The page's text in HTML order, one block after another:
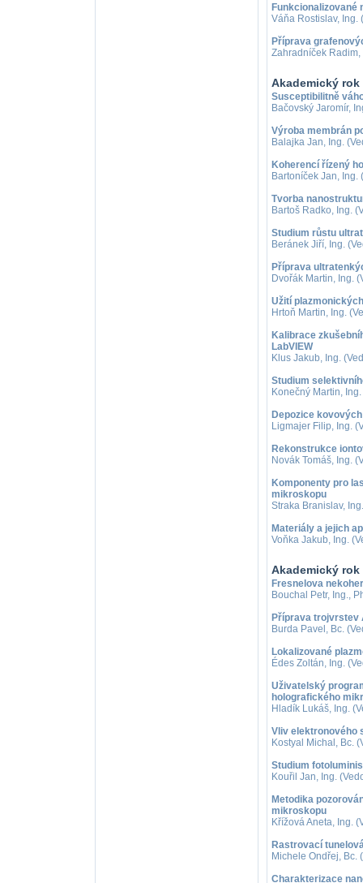
Funkcionalizované
Váňa Rostislav, Ing.
Příprava
Zahradníček
Akademický rok
Susceptibilitně
Bačovský Jaromír,
Výroba membrán
Balajka Jan, Ing.
Koherencí řízený
Bartoníček Jan,
Tvorba
Bartoš Radko, Ing.
Studium růstu
Beránek Jiří, Ing.
Příprava
Dvořák Martin, Ing.
Užití
Hrtoň Martin, Ing.
Kalibrace
LabVIEW
Klus Jakub, Ing.
Studium
Konečný Martin,
Depozice
Ligmajer Filip, Ing.
Rekonstrukce
Novák Tomáš, Ing.
Komponenty pro
mikroskopu
Straka Branislav,
Materiály a jejich
Voňka Jakub, Ing.
Akademický rok
Fresnelova
Bouchal Petr, Ing.,
Příprava trojvrstev
Burda Pavel, Bc.
Lokalizované
Édes Zoltán, Ing.
Uživatelský
holografického
Hladík Lukáš, Ing.
Vliv elektronového
Kostyal Michal, Bc.
Studium
Kouřil Jan, Ing.
Metodika
mikroskopu
Křížová Aneta, Ing.
Rastrovací
Michele Ondřej, Bc.
Charakterizace